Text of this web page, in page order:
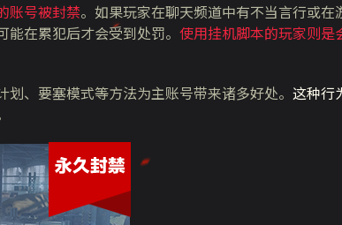
账号被封禁。如果玩家在聊天频道中有不当言行或在
在累犯后才会受到处罚。 使用挂机脚本的玩家则是
、要塞模式等方法为主账号带来诸多好处。 这种行